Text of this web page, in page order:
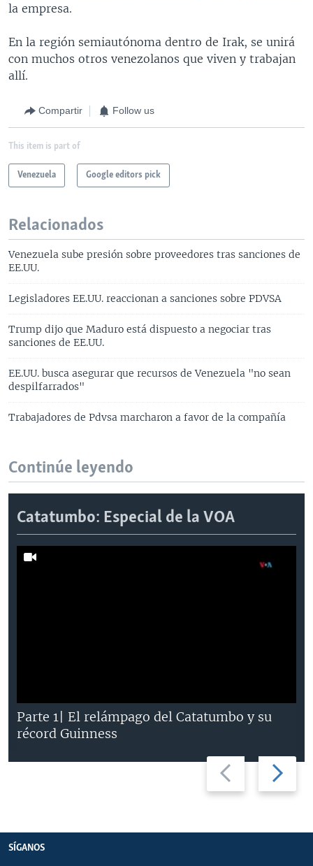
la empresa.
En la región semiautónoma dentro de Irak, se unirá
con muchos otros venezolanos que viven y trabajan
allí.
Compartir Follow us
This item is part of
Venezuela Google editors pick
Relacionados
Venezuela sube presión sobre proveedores tras sanciones de
EE.UU.
Legisladores EE.UU. reaccionan a sanciones sobre PDVSA
Trump dijo que Maduro está dispuesto a negociar tras
sanciones de EE.UU.
EE.UU. busca asegurar que recursos de Venezuela "no sean
despilfarrados"
Trabajadores de Pdvsa marcharon a favor de la compañía
Continúe leyendo
Catatumbo: Especial de la VOA
Previous
slide
Next
slide
Parte 1| El relámpago del Catatumbo y su
récord Guinness
SÍGANOS